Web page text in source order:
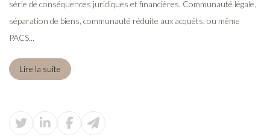
série de conséquences juridiques et financières. Communauté légale,
séparation de biens, communauté réduite aux acquêts, ou même
PACS...
Lire la suite